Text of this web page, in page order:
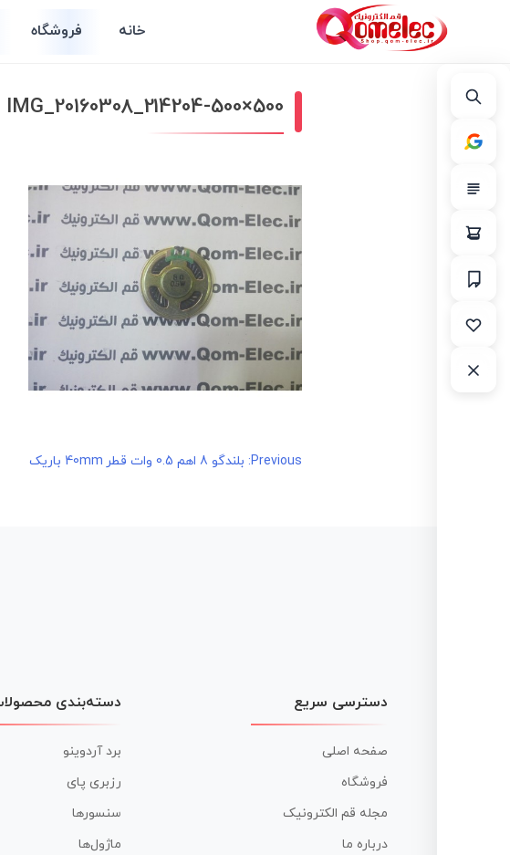
خانه فروشگاه
IMG_20160308_214204-500×500
راهبری
Previous: بلندگو 8 اهم 0.5 وات قطر 40mm باریک
دسترسی سریع
صفحه اصلی
فروشگاه
مجله قم الکترونیک
درباره ما
دسته‌بندی
برد آردوینو
رزبری پای
سنسورها
ماژول‌ها